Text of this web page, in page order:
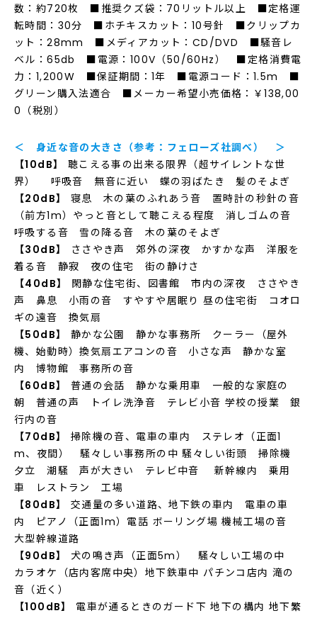
数：約720枚 ■推奨クズ袋：70リットル以上 ■定格運
転時間：30分 ■ホチキスカット：10号針 ■クリップカ
ット：28mm ■メディアカット：CD/DVD ■騒音レ
ベル：65db ■電源：100V（50/60Hz） ■定格消費電
力：1,200W ■保証期間：1年 ■電源コード：1.5m ■
グリーン購入法適合 ■メーカー希望小売価格：￥138,00
0（税別）
＜ 身近な音の大きさ（参考：フェローズ社調べ） ＞
【10dB】
聴こえる事の出来る限界（超サイレントな世
界） 呼吸音 無音に近い 蝶の羽ばたき 髪のそよぎ
【20dB】
寝息 木の葉のふれあう音 置時計の秒針の音
（前方1m）やっと音として聴こえる程度 消しゴムの音
呼吸する音 雪の降る音 木の葉のそよぎ
【30dB】
ささやき声 郊外の深夜 かすかな声 洋服を
着る音 静寂 夜の住宅 街の静けさ
【40dB】
閑静な住宅街、図書館 市内の深夜 ささやき
声 鼻息 小雨の音 すやすや居眠り 昼の住宅街 コオロ
ギの遠音 換気扇
【50dB】
静かな公園 静かな事務所 クーラー（屋外
機、始動時）換気扇エアコンの音 小さな声 静かな室
内 博物館 事務所の音
【60dB】
普通の会話 静かな乗用車 一般的な家庭の
朝 普通の声 トイレ洗浄音 テレビ小音 学校の授業 銀
行内の音
【70dB】
掃除機の音、電車の車内 ステレオ（正面1
m、夜間） 騒々しい事務所の中 騒々しい街頭 掃除機
夕立 潮騒 声が大きい テレビ中音 新幹線内 乗用
車 レストラン 工場
【80dB】
交通量の多い道路、地下鉄の車内 電車の車
内 ピアノ（正面1m）電話 ボーリング場 機械工場の音
大型幹線道路
【90dB】
犬の鳴き声（正面5m） 騒々しい工場の中
カラオケ（店内客席中央）地下鉄車中 パチンコ店内 滝の
音（近く）
【100dB】
電車が通るときのガード下 地下の構内 地下繁